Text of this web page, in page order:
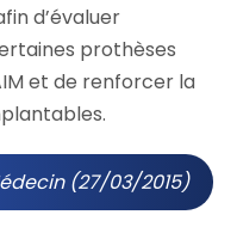
d’évaluer
prothèses
et de renforcer la
(27/03/2015)